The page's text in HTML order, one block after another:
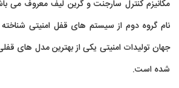
مکانیزم کنترل سارجنت و گرین لیف معروف می
نام گروه دوم از سیستم های قفل امنیتی
جهان تولیدات امنیتی یکی از بهترین مدل های
شده است.